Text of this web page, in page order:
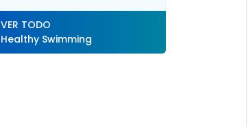
VER TODO
Healthy Swimming